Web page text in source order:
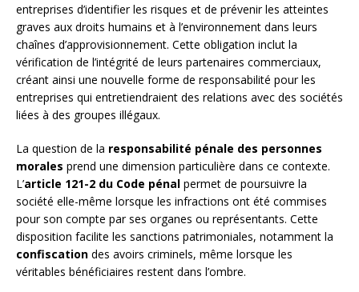
entreprises d’identifier les risques et de prévenir les atteintes
graves aux droits humains et à l’environnement dans leurs
chaînes d’approvisionnement. Cette obligation inclut la
vérification de l’intégrité de leurs partenaires commerciaux,
créant ainsi une nouvelle forme de responsabilité pour les
entreprises qui entretiendraient des relations avec des sociétés
liées à des groupes illégaux.
La question de la responsabilité pénale des personnes
morales prend une dimension particulière dans ce contexte.
L’article 121-2 du Code pénal permet de poursuivre la
société elle-même lorsque les infractions ont été commises
pour son compte par ses organes ou représentants. Cette
disposition facilite les sanctions patrimoniales, notamment la
confiscation des avoirs criminels, même lorsque les
véritables bénéficiaires restent dans l’ombre.